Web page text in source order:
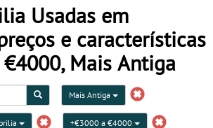
Usadas em
e características
Mais Antiga
Mais Antiga
+€3000 a €4000